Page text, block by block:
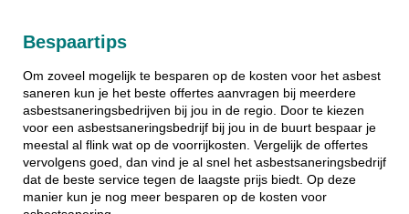
Bespaartips
Om zoveel mogelijk te besparen op de kosten voor het asbest
saneren kun je het beste offertes aanvragen bij meerdere
asbestsaneringsbedrijven bij jou in de regio. Door te kiezen
voor een asbestsaneringsbedrijf bij jou in de buurt bespaar je
meestal al flink wat op de voorrijkosten. Vergelijk de offertes
vervolgens goed, dan vind je al snel het asbestsaneringsbedrijf
dat de beste service tegen de laagste prijs biedt. Op deze
manier kun je nog meer besparen op de kosten voor